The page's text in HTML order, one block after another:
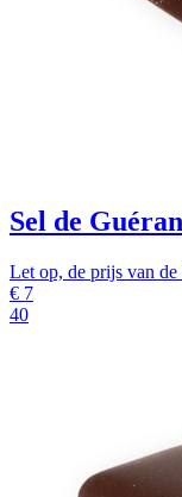
Sel de
Let op, de prijs van
€ 7
40